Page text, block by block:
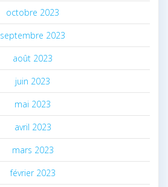
octobre 2023
septembre 2023
août 2023
juin 2023
mai 2023
avril 2023
mars 2023
février 2023